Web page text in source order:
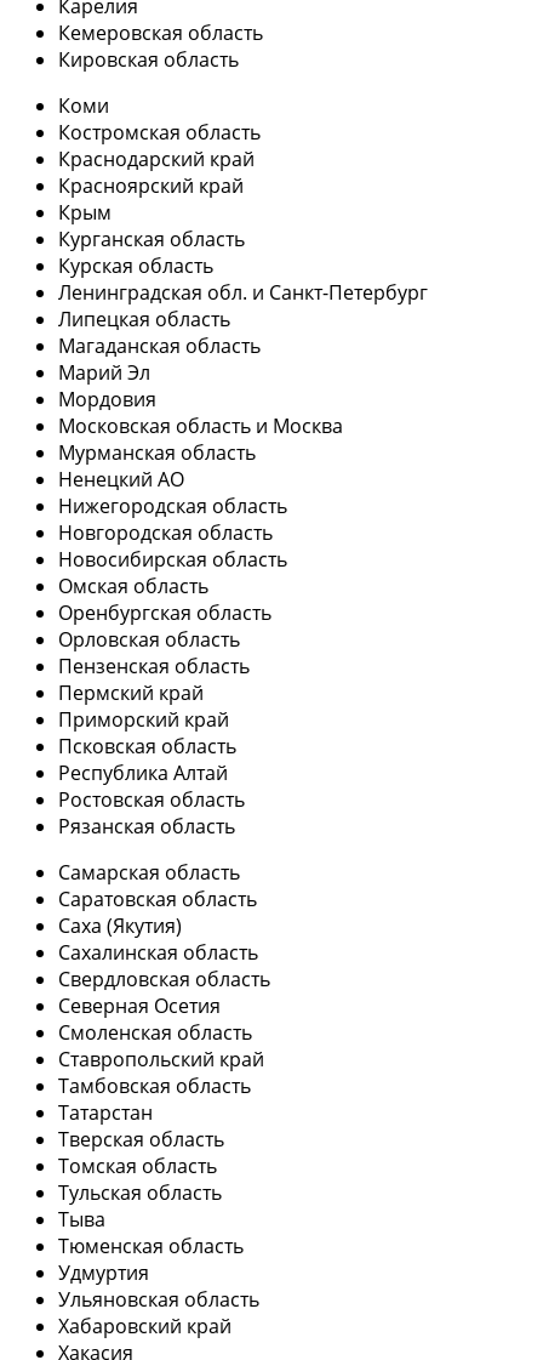
Карелия
Кемеровская область
Кировская область
Коми
Костромская область
Краснодарский край
Красноярский край
Крым
Курганская область
Курская область
Ленинградская обл. и Санкт-Петербург
Липецкая область
Магаданская область
Марий Эл
Мордовия
Московская область и Москва
Мурманская область
Ненецкий АО
Нижегородская область
Новгородская область
Новосибирская область
Омская область
Оренбургская область
Орловская область
Пензенская область
Пермский край
Приморский край
Псковская область
Республика Алтай
Ростовская область
Рязанская область
Самарская область
Саратовская область
Саха (Якутия)
Сахалинская область
Свердловская область
Северная Осетия
Смоленская область
Ставропольский край
Тамбовская область
Татарстан
Тверская область
Томская область
Тульская область
Тыва
Тюменская область
Удмуртия
Ульяновская область
Хабаровский край
Хакасия